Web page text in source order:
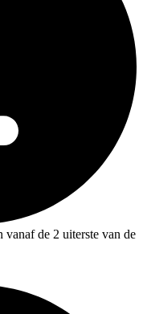
de 2 uiterste van de